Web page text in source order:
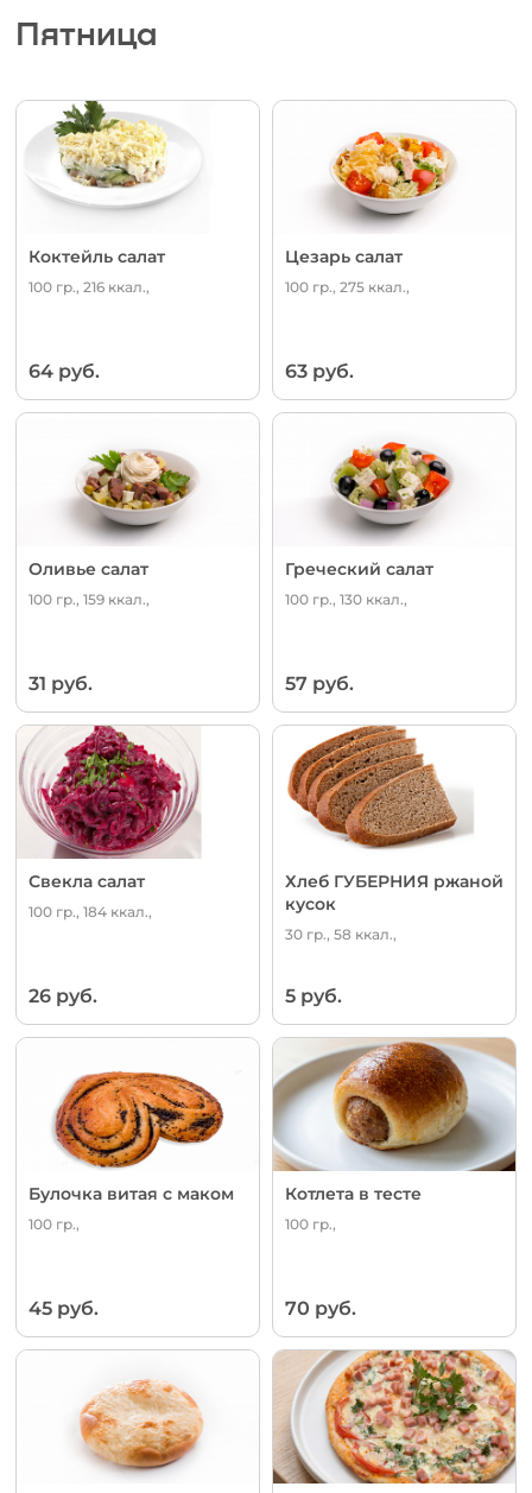
Пятница
Коктейль салат
100 гр., 216 ккал.,
64 руб.
Цезарь салат
100 гр., 275 ккал.,
63 руб.
Оливье салат
100 гр., 159 ккал.,
31 руб.
Греческий салат
100 гр., 130 ккал.,
57 руб.
Свекла салат
100 гр., 184 ккал.,
26 руб.
Хлеб ГУБЕРНИЯ ржаной
кусок
30 гр., 58 ккал.,
5 руб.
Булочка витая с маком
100 гр.,
45 руб.
Котлета в тесте
100 гр.,
70 руб.